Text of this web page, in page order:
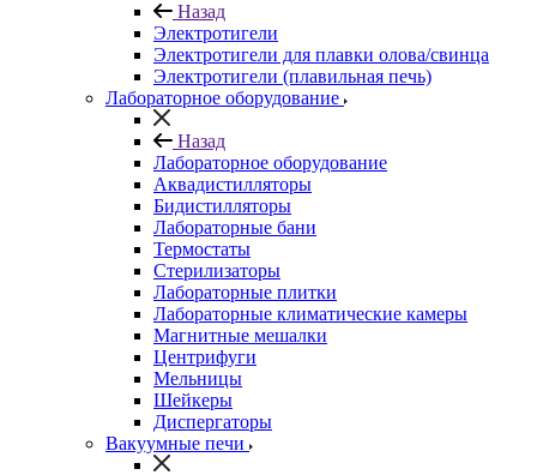
Назад
Электротигели
Электротигели для плавки олова/свинца
Электротигели (плавильная печь)
Лабораторное оборудование
Назад
Лабораторное оборудование
Аквадистилляторы
Бидистилляторы
Лабораторные бани
Термостаты
Стерилизаторы
Лабораторные плитки
Лабораторные климатические камеры
Магнитные мешалки
Центрифуги
Мельницы
Шейкеры
Диспергаторы
Вакуумные печи